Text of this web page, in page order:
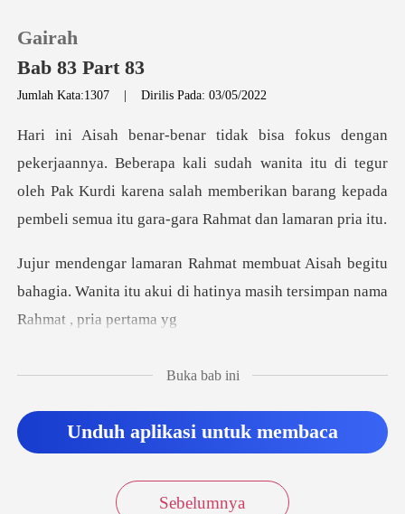
0
Pengisian Ulang
Keluar
Gairah
Bab 83 Part 83
Jumlah Kata:1307 |Dirilis Pada: 03/05/2022
pa kali sudah wanita itu di tegur
oleh Pak Kurdi karena salah memberika
begitu
bahagia. Wanita itu akui di hatinya
Buka bab ini
Unduh aplikasi untuk membaca
Sebelumnya